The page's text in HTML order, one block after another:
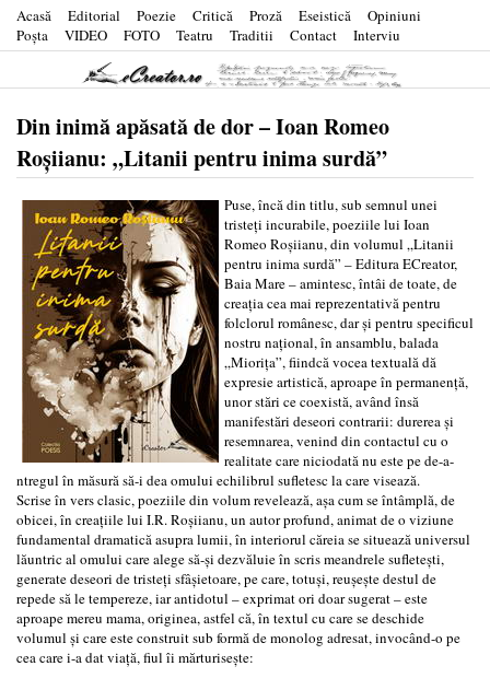
Acasă Editorial Poezie Critică Proză Eseistică
Opiniuni
Poşta
VIDEO FOTO Teatru Traditii Contact Interviu
Din inimă apăsată de dor – Ioan Romeo
Roșiianu: „Litanii pentru inima surdă”
Puse, încă din titlu, sub semnul unei
tristeți incurabile, poeziile lui Ioan
Romeo Roșiianu, din volumul „Litanii
pentru inima surdă” – Editura ECreator,
Baia Mare – amintesc, întâi de toate, de
creația cea mai reprezentativă pentru
folclorul românesc, dar și pentru specificul
nostru național, în ansamblu, balada
„Miorița”, fiindcă vocea textuală dă
expresie artistică, aproape în permanență,
unor stări ce coexistă, având însă
manifestări deseori contrarii: durerea și
resemnarea, venind din contactul cu o
realitate care niciodată nu este pe de-a-
ntregul în măsură să-i dea omului echilibrul sufletesc la care visează.
Scrise în vers clasic, poeziile din volum revelează, așa cum se întâmplă, de
obicei, în creațiile lui I.R. Roșiianu, un autor profund, animat de o viziune
fundamental dramatică asupra lumii, în interiorul căreia se situează universul
lăuntric al omului care alege să-și dezvăluie în scris meandrele sufletești,
generate deseori de tristeți sfâșietoare, pe care, totuși, reușește destul de
repede să le tempereze, iar antidotul – exprimat ori doar sugerat – este
aproape mereu mama, originea, astfel că, în textul cu care se deschide
volumul și care este construit sub formă de monolog adresat, invocând-o pe
cea care i-a dat viață, fiul îi mărturisește: